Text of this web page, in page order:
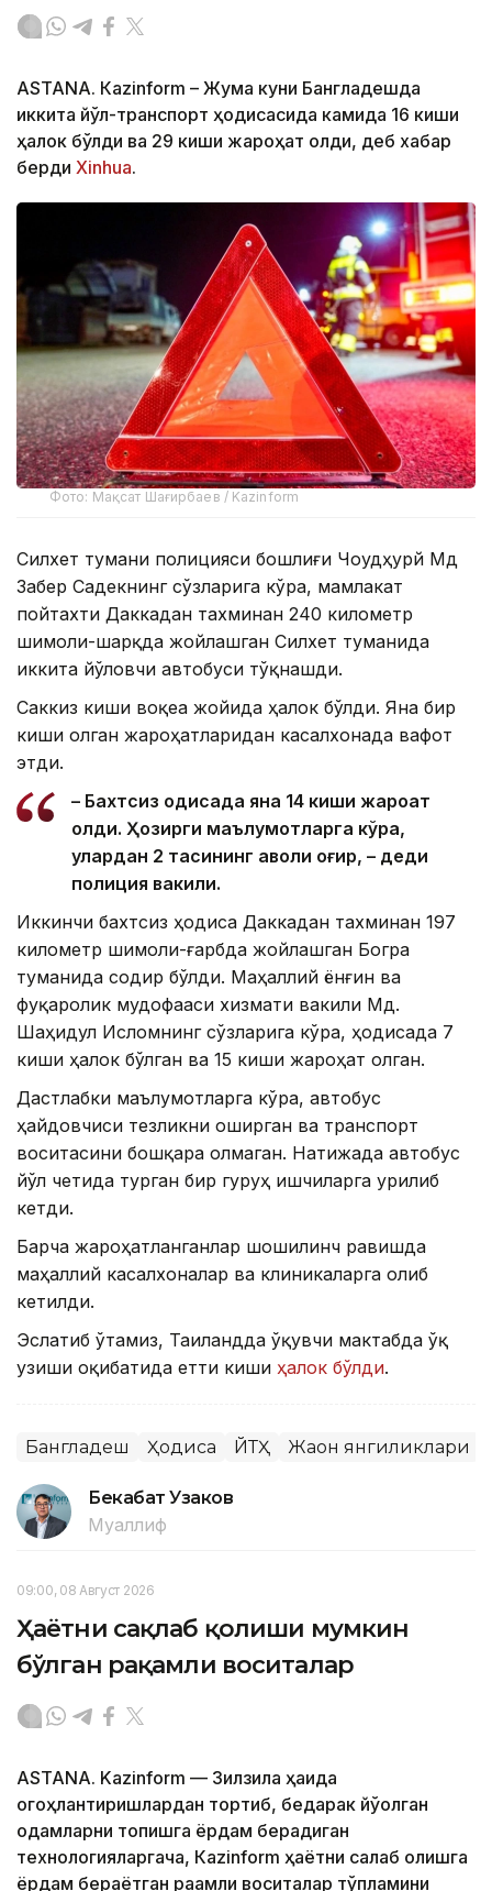
ASTANА. Кazinform – Жума куни Бангладешда
иккита йўл-транспорт ҳодисасида камида 16 киши
ҳалок бўлди ва 29 киши жароҳат олди, деб хабар
берди Xinhua.
Фото: Мақсат Шағирбаев / Kazinform
Силхет тумани полицияси бошлиғи Чоудҳурй Мд
Забер Садекнинг сўзларига кўра, мамлакат
пойтахти Даккадан тахминан 240 километр
шимоли-шарқда жойлашган Силхет туманида
иккита йўловчи автобуси тўқнашди.
Саккиз киши воқеа жойида ҳалок бўлди. Яна бир
киши олган жароҳатларидан касалхонада вафот
этди.
– Бахтсиз ҳодисада яна 14 киши жароҳат
олди. Ҳозирги маълумотларга кўра,
улардан 2 тасининг аҳволи оғир, – деди
полиция вакили.
Иккинчи бахтсиз ҳодиса Даккадан тахминан 197
километр шимоли-ғарбда жойлашган Богра
туманида содир бўлди. Маҳаллий ёнғин ва
фуқаролик мудофааси хизмати вакили Мд.
Шаҳидул Исломнинг сўзларига кўра, ҳодисада 7
киши ҳалок бўлган ва 15 киши жароҳат олган.
Дастлабки маълумотларга кўра, автобус
ҳайдовчиси тезликни оширган ва транспорт
воситасини бошқара олмаган. Натижада автобус
йўл четида турган бир гуруҳ ишчиларга урилиб
кетди.
Барча жароҳатланганлар шошилинч равишда
маҳаллий касалхоналар ва клиникаларга олиб
кетилди.
Эслатиб ўтамиз, Таиландда ўқувчи мактабда ўқ
узиши оқибатида етти киши ҳалок бўлди.
Бангладеш Ҳодиса ЙТҲ Жаҳон янгиликлари
Бекабат Узаков
Муаллиф
09:00, 08 Август 2026
Ҳаётни сақлаб қолиши мумкин
бўлган рақамли воситалар
ASTANA. Kazinform — Зилзила ҳақида
огоҳлантиришлардан тортиб, бедарак йўқолган
одамларни топишга ёрдам берадиган
технологияларгача, Кazinform ҳаётни сақлаб қолишга
ёрдам бераётган рақамли воситалар тўпламини